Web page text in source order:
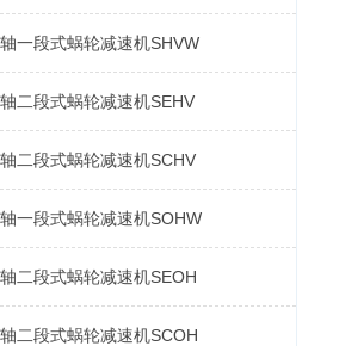
一段式蜗轮减速机SHVW
二段式蜗轮减速机SEHV
二段式蜗轮减速机SCHV
一段式蜗轮减速机SOHW
二段式蜗轮减速机SEOH
二段式蜗轮减速机SCOH